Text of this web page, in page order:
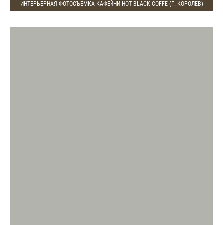
ИНТЕРЬЕРНАЯ ФОТОСЪЕМКА КАФЕЙНИ HOT BLACK COFFE (Г. КОРОЛЕВ)